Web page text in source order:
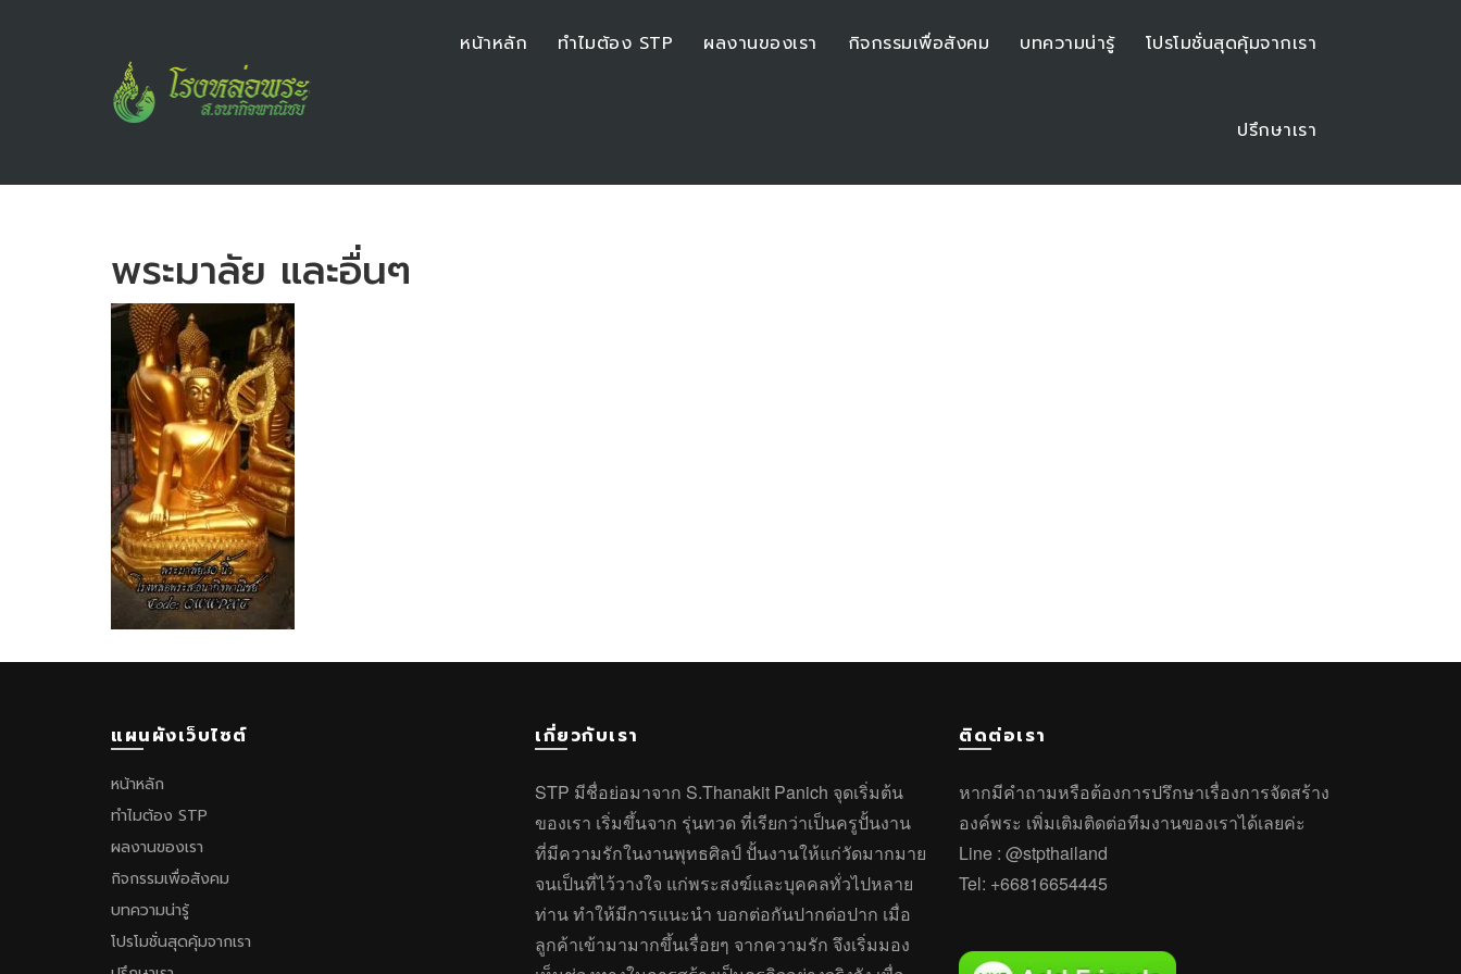
หน้าหลัก ทำไมต้อง STP ผลงานของเรา กิจกรรมเพื่อสังคม บทความน่ารู้ โปรโมชั่นสุดคุ้มจากเรา
ปรึกษาเรา
พระมาลัย และอื่นๆ
แผนผังเว็บไซต์
หน้าหลัก
ทำไมต้อง STP
ผลงานของเรา
กิจกรรมเพื่อสังคม
บทความน่ารู้
โปรโมชั่นสุดคุ้มจากเรา
เกี่ยวกับเรา
STP มีชื่อย่อมาจาก S.Thanakit Panich จุดเริ่มต้น
ของเรา เริ่มขึ้นจาก รุ่นทวด ที่เรียกว่าเป็นครูปั้นงาน
ที่มีความรักในงานพุทธศิลป์ ปั้นงานให้แก่วัดมากมาย
จนเป็นที่ไว้วางใจ แก่พระสงฆ์และบุคคลทั่วไปหลาย
ท่าน ทำให้มีการแนะนำ บอกต่อกันปากต่อปาก เมื่อ
ลูกค้าเข้ามามากขึ้นเรื่อยๆ จากความรัก จึงเริ่มมอง
ติดต่อเรา
หากมีคำถามหรือต้องการปรึกษาเรื่องการจัดสร้าง
องค์พระ เพิ่มเติมติดต่อทีมงานของเราได้เลยค่ะ
Line : @stpthailand
Tel: +66816654445